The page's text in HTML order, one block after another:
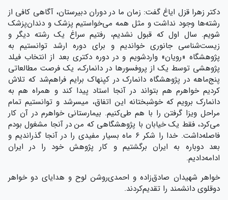
دکتر زهرا قزل ایاغ گفت: زمان ما در دوران دبیرستان، آگاهی کافی از
رشته‌ها وجود نداشت و مثل همه می‌خواستیم پزشک و دندان‌پزشک
شویم. سال اول که قبول نشدیم، رفتیم سراغ یک رشته دیگر و
زیست‌شناسی جانوری خواندیم و برای دوره ارشد توانستیم به
پژوهشگاه «رویان» واردشویم و در دوره دکتری بعد از انتخاب فیلد
پژوهشی توسط یک از پروفسورها در دانمارک، یک فرصت مطالعاتی
پنج‌ماهه در پژوهشگاه دانمارک در کپنهاک برایم فراهم‌شد که تلاش
کردیم خواهرم هم بتواند در آنجا استاد پیدا کند و همراه هم به
دانمارک برویم که خوشبختانه این اتفاق، میسرشد و توانستیم تمام
مراحل ویزا گرفتن را با هم طی‌کنیم. بیمارستانی خواهرم در آن کار
می‌کرد، فقط یک خیابان با پژوهشگاهی که من در آنجا مشغول بودم
فاصله‌داشت. خدا را شکر ۶ ماه بسیار مفیدی را در آنجا گذراندیم و
بعد دوباره به ایران برگشتیم و کار پژوهش خود را در ایران
ادامه‌دادیم.
خواهر شهیدان صادق‌زاده و احمدی‌روشن لوح و هدایای دو خواهر
دوقلوی دانشمند را تقدیم‌کردند.